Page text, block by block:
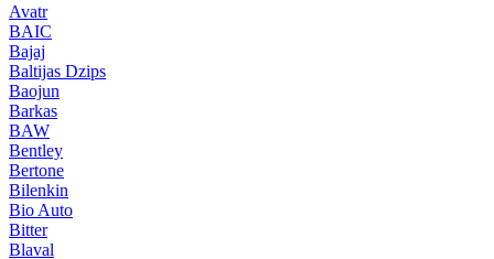
Avatr
BAIC
Bajaj
Baltijas Dzips
Baojun
Barkas
BAW
Bentley
Bertone
Bilenkin
Bio Auto
Bitter
Blaval